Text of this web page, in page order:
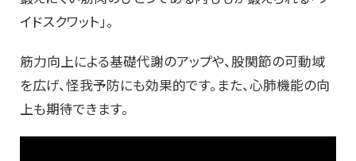
イドスクワット」。
筋力向上による基礎代謝のアップや、股関節の可動域
を広げ、怪我予防にも効果的です。また、心肺機能の向
上も期待できます。